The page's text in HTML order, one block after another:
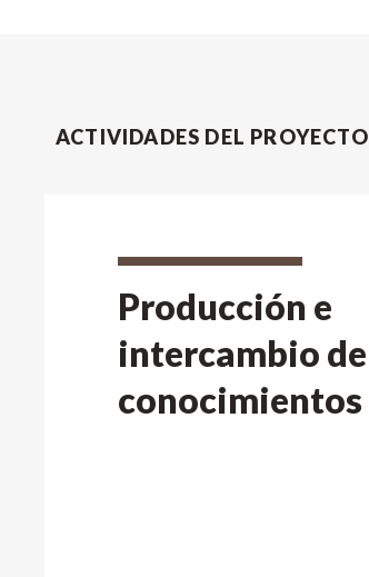
ACTIVIDADES DEL PROYECTO
Producción e
intercambio de
conocimientos